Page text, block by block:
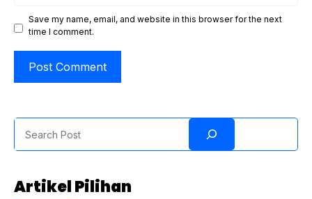
Save my name, email, and website in this browser for the next
time I comment.
Artikel Pilihan